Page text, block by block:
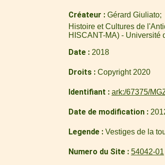
Créateur
Gérard Giuliato
Histoire et Cultures de
HISCANT-MA) - Université
Date 2018
Droits Copyright 2020
Identifiant ark:/67375/
Date de modification
Legende Vestiges de la
Numero du Site 54042-01